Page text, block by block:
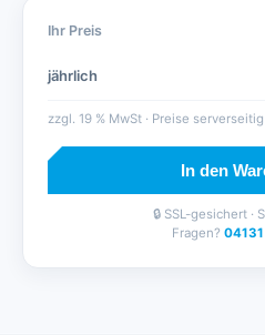
Ihr Preis
jährlich
zzgl. 19 % MwSt · Preise
In den
🔒 SSL-gesichert ·
Fragen?